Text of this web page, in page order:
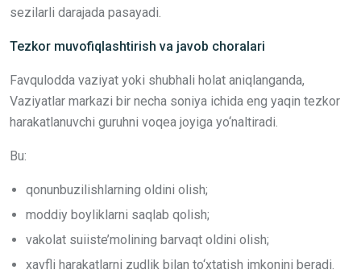
sezilarli darajada pasayadi.
Tezkor muvofiqlashtirish va javob choralari
Favqulodda vaziyat yoki shubhali holat aniqlanganda,
Vaziyatlar markazi bir necha soniya ichida eng yaqin tezkor
harakatlanuvchi guruhni voqea joyiga yo‘naltiradi.
Bu:
qonunbuzilishlarning oldini olish;
moddiy boyliklarni saqlab qolish;
vakolat suiiste’molining barvaqt oldini olish;
xavfli harakatlarni zudlik bilan to‘xtatish imkonini beradi.